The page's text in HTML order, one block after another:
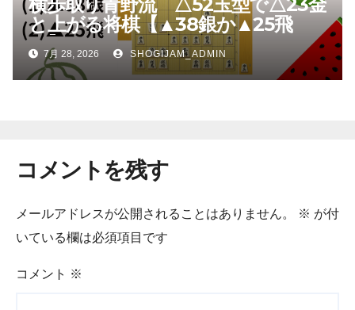
横歩取り青野流 △52玉型で△23金
と上がる将棋【▲38銀か▲25飛
か】
7月 28, 2026 SHOGIJAM_ADMIN
コメントを残す
メールアドレスが公開されることはありません。 ※ が付
いている欄は必須項目です
コメント ※